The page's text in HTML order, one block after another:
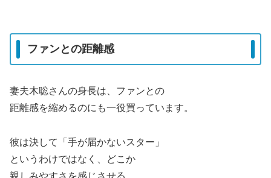
ファンとの距離感
妻夫木聡さんの身長は、ファンとの
距離感を縮めるのにも一役買っています。
彼は決して「手が届かないスター」
というわけではなく、どこか
親しみやすさを感じさせる